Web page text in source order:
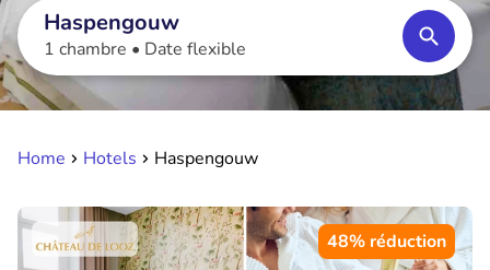
Haspengouw
1 chambre • Date flexible
Home Hotels Haspengouw
48% réduction